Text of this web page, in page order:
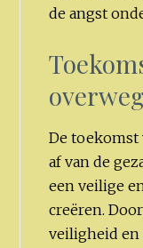
de angst
De
af van de
een veilige
creëren.
veiligheid en